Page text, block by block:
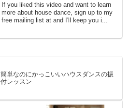
If you liked this video and want to learn
more about house dance, sign up to my
free mailing list at and I'll keep you i...
簡単なのにかっこいいハウスダンスの振
付レッスン